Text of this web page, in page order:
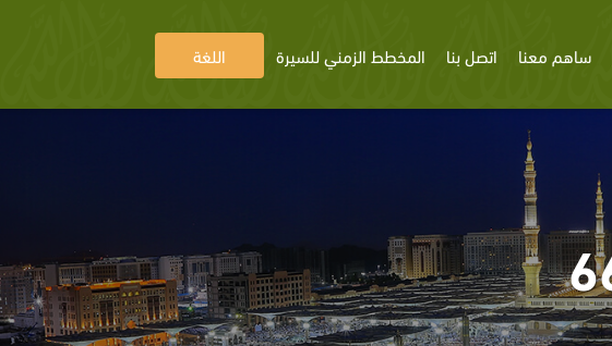
ساهم معنا اتصل بنا المخطط الزمني للسيرة اللغة